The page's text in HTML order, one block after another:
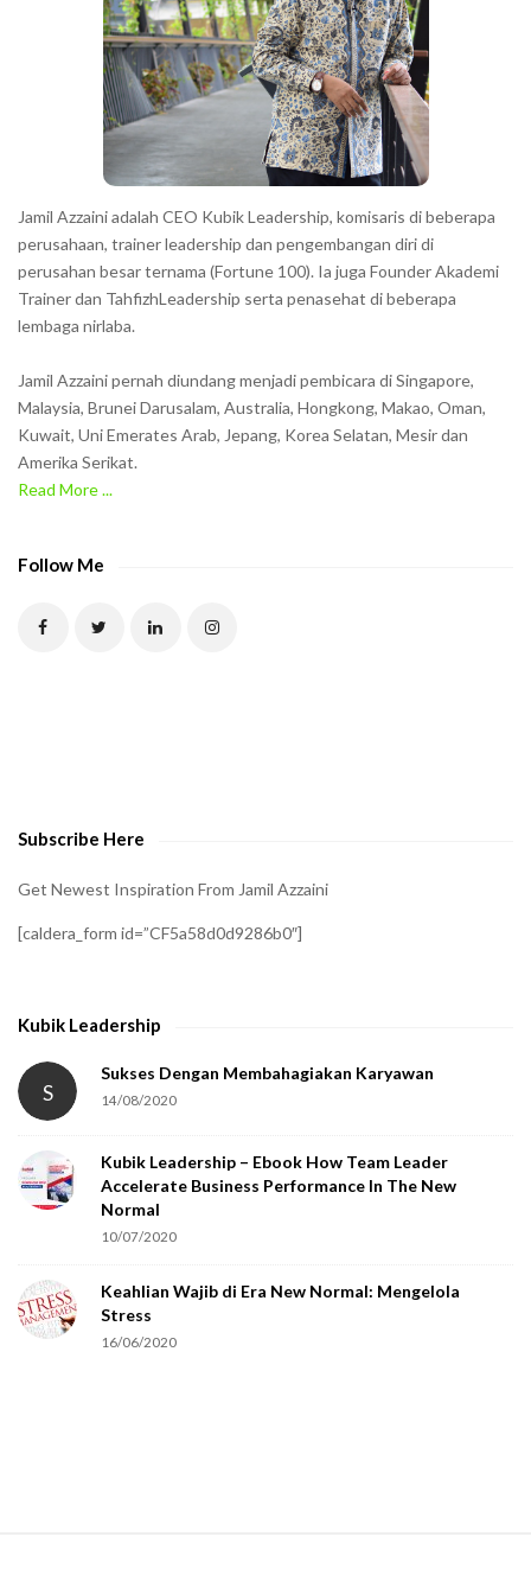
Jamil Azzaini adalah CEO Kubik Leadership, komisaris di beberapa
perusahaan, trainer leadership dan pengembangan diri di
perusahan besar ternama (Fortune 100). Ia juga Founder Akademi
Trainer dan TahfizhLeadership serta penasehat di beberapa
lembaga nirlaba.
Jamil Azzaini pernah diundang menjadi pembicara di Singapore,
Malaysia, Brunei Darusalam, Australia, Hongkong, Makao, Oman,
Kuwait, Uni Emerates Arab, Jepang, Korea Selatan, Mesir dan
Amerika Serikat.
Read More ...
Follow Me
Subscribe Here
Get Newest Inspiration From Jamil Azzaini
[caldera_form id=”CF5a58d0d9286b0″]
Kubik Leadership
S
Sukses Dengan Membahagiakan Karyawan
14/08/2020
Kubik Leadership – Ebook How Team Leader
Accelerate Business Performance In The New
Normal
10/07/2020
Keahlian Wajib di Era New Normal: Mengelola
Stress
16/06/2020